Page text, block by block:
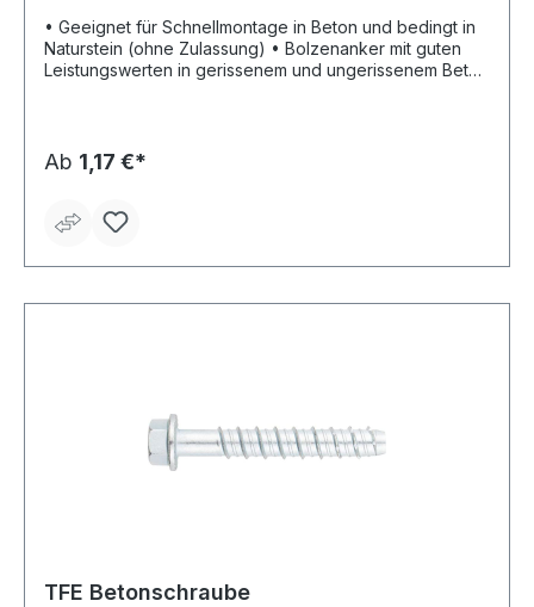
• Geeignet für Schnellmontage in Beton und bedingt in
Naturstein (ohne Zulassung) • Bolzenanker mit guten
Leistungswerten in gerissenem und ungerissenem Beton
1 für gerissenen und ungerissenen Beton
Ab 1,17 €*
TFE Betonschraube